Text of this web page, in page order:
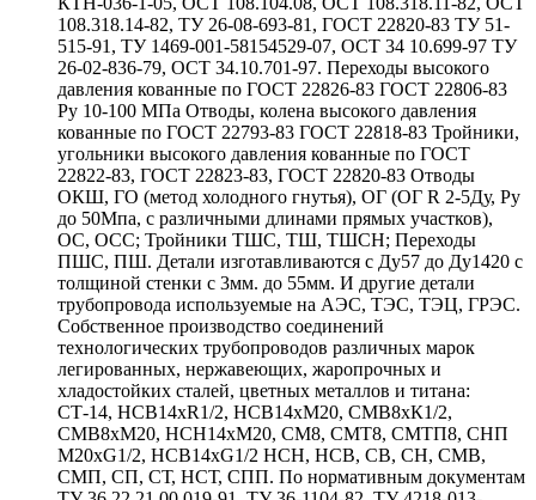
108.318.14-82, ТУ 26-08-693-81, ГОСТ 22820-83 ТУ 51-
515-91, ТУ 1469-001-58154529-07, ОСТ 34 10.699-97 ТУ
26-02-836-79, ОСТ 34.10.701-97. Переходы высокого
давления кованные по ГОСТ 22826-83 ГОСТ 22806-83
Ру 10-100 МПа Отводы, колена высокого давления
кованные по ГОСТ 22793-83 ГОСТ 22818-83 Тройники,
угольники высокого давления кованные по ГОСТ
22822-83, ГОСТ 22823-83, ГОСТ 22820-83 Отводы
ОКШ, ГО (метод холодного гнутья), ОГ (ОГ R 2-5Ду, Ру
до 50Мпа, с различными длинами прямых участков),
ОС, ОСС; Тройники ТШС, ТШ, ТШСН; Переходы
ПШС, ПШ. Детали изготавливаются с Ду57 до Ду1420 с
толщиной стенки с 3мм. до 55мм. И другие детали
трубопровода используемые на АЭС, ТЭС, ТЭЦ, ГРЭС.
Собственное производство соединений
технологических трубопроводов различных марок
легированных, нержавеющих, жаропрочных и
хладостойких сталей, цветных металлов и титана:
СТ-14, НСВ14хR1/2, НСВ14хМ20, СМВ8хК1/2,
СМВ8хМ20, НСН14хМ20, СМ8, СМТ8, СМТП8, СНП
М20хG1/2, НСВ14хG1/2 НСН, НСВ, СВ, СН, СМВ,
СМП, СП, СТ, НСТ, СПП. По нормативным документам